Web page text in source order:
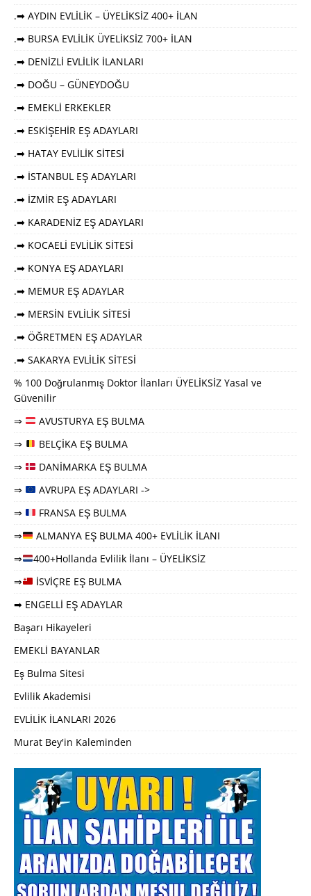
.➡ AYDIN EVLİLİK – ÜYELİKSİZ 400+ İLAN
.➡ BURSA EVLİLİK ÜYELİKSİZ 700+ İLAN
.➡ DENİZLİ EVLİLİK İLANLARI
.➡ DOĞU – GÜNEYDOĞU
.➡ EMEKLİ ERKEKLER
.➡ ESKİŞEHİR EŞ ADAYLARI
.➡ HATAY EVLİLİK SİTESİ
.➡ İSTANBUL EŞ ADAYLARI
.➡ İZMİR EŞ ADAYLARI
.➡ KARADENİZ EŞ ADAYLARI
.➡ KOCAELİ EVLİLİK SİTESİ
.➡ KONYA EŞ ADAYLARI
.➡ MEMUR EŞ ADAYLAR
.➡ MERSİN EVLİLİK SİTESİ
.➡ ÖĞRETMEN EŞ ADAYLAR
.➡ SAKARYA EVLİLİK SİTESİ
% 100 Doğrulanmış Doktor İlanları ÜYELİKSİZ Yasal ve
Güvenilir
⇒
AVUSTURYA EŞ BULMA
⇒
BELÇİKA EŞ BULMA
⇒
DANİMARKA EŞ BULMA
⇒
AVRUPA EŞ ADAYLARI ->
⇒
FRANSA EŞ BULMA
⇒
ALMANYA EŞ BULMA 400+ EVLİLİK İLANI
⇒
400+Hollanda Evlilik İlanı – ÜYELİKSİZ
⇒
İSVİÇRE EŞ BULMA
➡ ENGELLİ EŞ ADAYLAR
Başarı Hikayeleri
EMEKLİ BAYANLAR
Eş Bulma Sitesi
Evlilik Akademisi
EVLİLİK İLANLARI 2026
Murat Bey'in Kaleminden